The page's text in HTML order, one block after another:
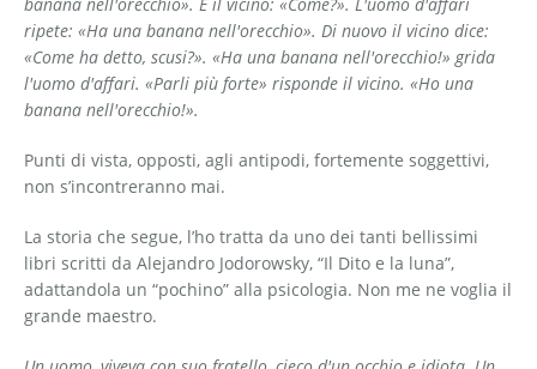
ripete: «Ha una banana nell'orecchio». Di nuovo il vicino dice:
«Come ha detto, scusi?». «Ha una banana nell'orecchio!» grida
l'uomo d'affari. «Parli più forte» risponde il vicino. «Ho una
banana nell'orecchio!».
Punti di vista, opposti, agli antipodi, fortemente soggettivi,
non s’incontreranno mai.
La storia che segue, l’ho tratta da uno dei tanti bellissimi
libri scritti da Alejandro Jodorowsky, “Il Dito e la luna”,
adattandola un “pochino” alla psicologia. Non me ne voglia il
grande maestro.